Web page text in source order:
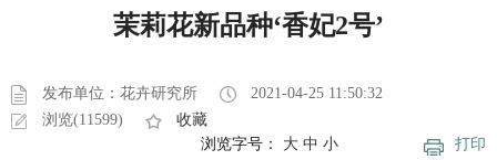
茉莉花新品种‘香妃2号’
发布单位：花卉研究所
2021-04-25 11:50:32
浏览(11599)
收藏
打印
浏览字号： 大 中 小